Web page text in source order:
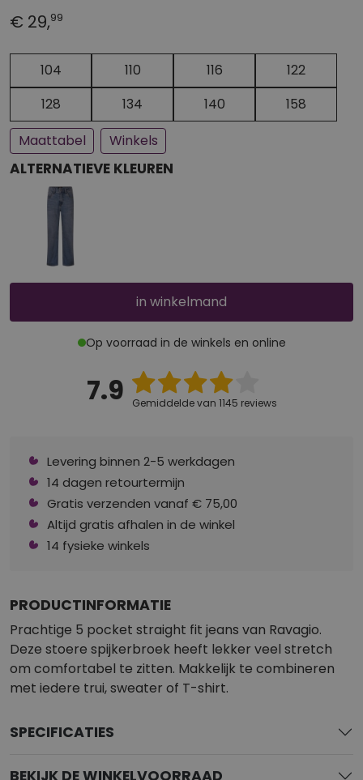
€ 29,99
Een paar stuks op voorraad
Bijna uitverkocht
104 110 116
122
128
134 140
158
Maattabel
Winkels
ALTERNATIEVE KLEUREN
in winkelmand
Op voorraad in de winkels en online
7.9 Gemiddelde van 1145 reviews
Levering binnen 2-5 werkdagen
14 dagen retourtermijn
Gratis verzenden vanaf € 75,00
Altijd gratis afhalen in de winkel
14 fysieke winkels
PRODUCTINFORMATIE
Prachtige 5 pocket straight fit jeans van Ravagio.
Deze stoere spijkerbroek heeft lekker veel stretch
om comfortabel te zitten. Makkelijk te combineren
met iedere trui, sweater of T-shirt.
SPECIFICATIES
BEKIJK DE WINKELVOORRAAD